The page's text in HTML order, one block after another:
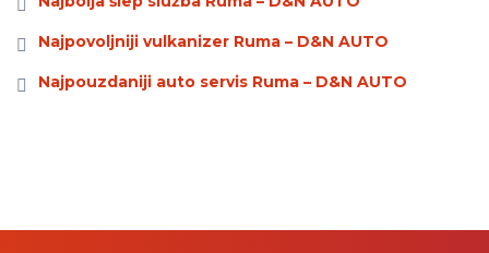
Najpovoljniji vulkanizer Ruma – D&N AUTO
Najpouzdaniji auto servis Ruma – D&N AUTO